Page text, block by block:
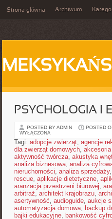
Strona główna Archiwum
PSYCHOLOGIA I
POSTED BY ADMIN POSTED
WYŁĄCZONA
Tagi: adopcje zwierząt, agencje
dla zwierząt domowych,
aktywność twórcza, akustyka
analiza biznesowa, analiza
nieruchomości, analiza sprzedaży,
rescue, aplikacje dietetyczne,
aranżacja przestrzeni biurowej,
arbitraż, architekt krajobrazu,
asertywność, audioguide, aukcje
automatyzacja domowa, backup
bajki edukacyjne, bankowość